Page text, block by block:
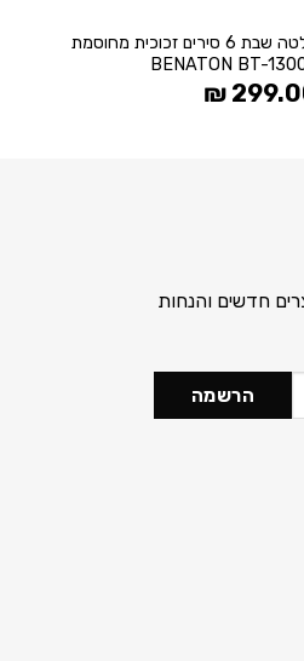
פלטה שבת 6 סירים זכוכית מחוסמת
BENATON BT-
₪
חדשים והנחות